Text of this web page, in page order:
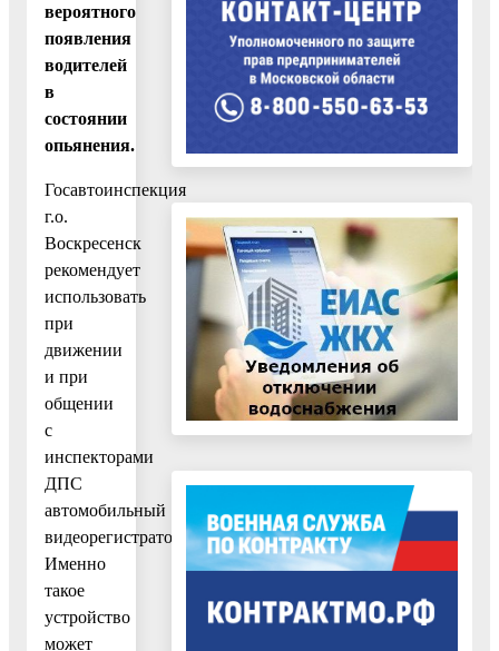
вероятного
появления
водителей
в
состоянии
опьянения.
Госавтоинспекция
г.о.
Воскресенск
рекомендует
использовать
при
движении
и при
общении
с
инспекторами
ДПС
автомобильный
видеорегистратор.
Именно
такое
устройство
может